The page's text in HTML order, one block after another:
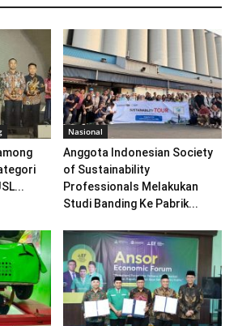
Nasional
Anggota Indonesian Society
of Sustainability
Professionals Melakukan
Studi Banding Ke Pabrik...